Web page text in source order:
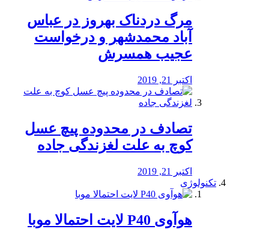
مرگ دردناک بهروز در عباس
آباد محمدشهر و درخواست
عجیب همسرش
اکتبر 21, 2019
تصادف در محدوده پیچ عسل
کوچ به علت لغزندگی جاده
اکتبر 21, 2019
تکنولوژی
هوآوی P40 لایت احتمالا موبا